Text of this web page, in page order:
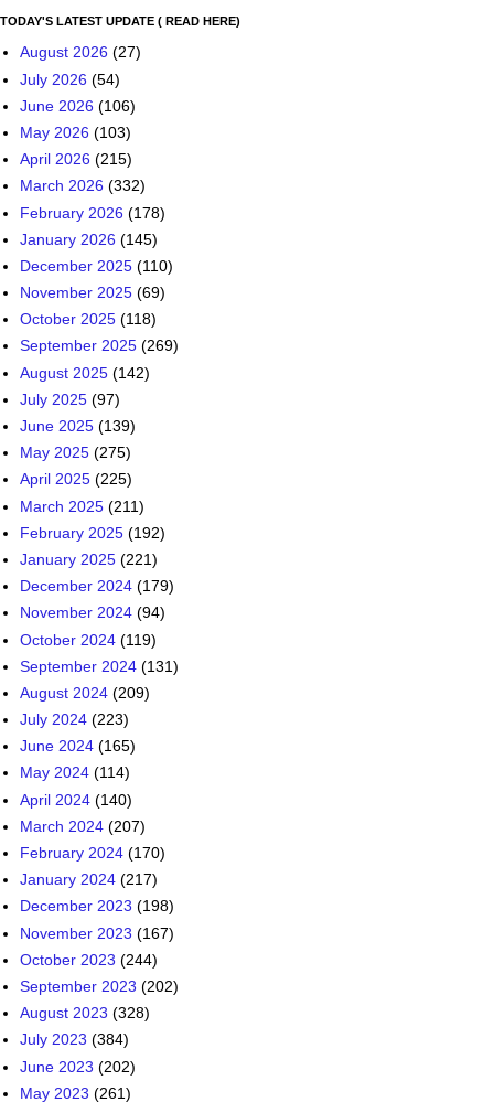
TODAY'S LATEST UPDATE ( READ HERE)
August 2026 (27)
July 2026 (54)
June 2026 (106)
May 2026 (103)
April 2026 (215)
March 2026 (332)
February 2026 (178)
January 2026 (145)
December 2025 (110)
November 2025 (69)
October 2025 (118)
September 2025 (269)
August 2025 (142)
July 2025 (97)
June 2025 (139)
May 2025 (275)
April 2025 (225)
March 2025 (211)
February 2025 (192)
January 2025 (221)
December 2024 (179)
November 2024 (94)
October 2024 (119)
September 2024 (131)
August 2024 (209)
July 2024 (223)
June 2024 (165)
May 2024 (114)
April 2024 (140)
March 2024 (207)
February 2024 (170)
January 2024 (217)
December 2023 (198)
November 2023 (167)
October 2023 (244)
September 2023 (202)
August 2023 (328)
July 2023 (384)
June 2023 (202)
May 2023 (261)